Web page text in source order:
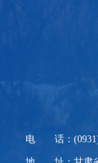
电 话：